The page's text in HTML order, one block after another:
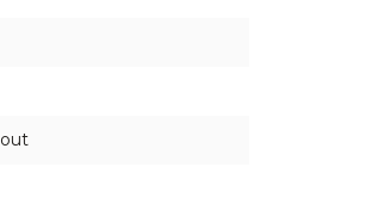
teakhout en hoeft niet
met onze